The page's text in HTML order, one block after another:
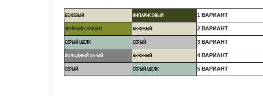
БЕЖЕВЫЙ КИПАРИСОВЫЙ 1 ВАРИАНТ
ЗЕЛЁНЫЙ САМШИТ БЕЖЕВЫЙ 2 ВАРИАНТ
СЕРЫЙ ШЁЛК СЕРЫЙ 3 ВАРИАНТ
ХОЛОДНЫЙ СЕРЫЙ БЕЖЕВЫЙ 4 ВАРИАНТ
СЕРЫЙ СЕРЫЙ ШЁЛК 5 ВАРИАНТ